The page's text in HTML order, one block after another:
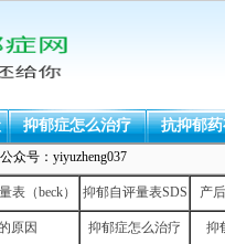
抑郁症怎么治疗 抗抑郁
众号：yiyuzheng037
表（beck） 抑郁自评量表SDS 产
原因 抑郁症怎么治疗 抑